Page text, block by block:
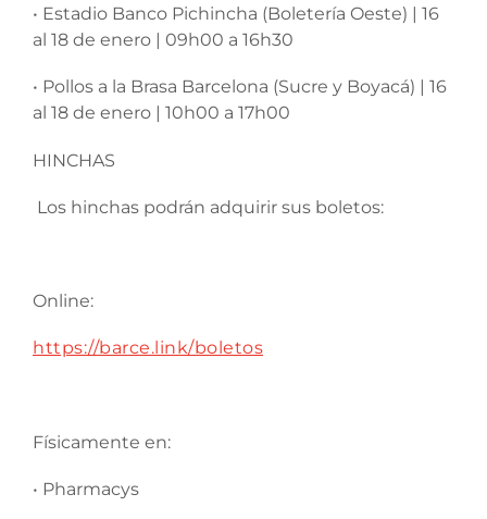
• Estadio Banco Pichincha (Boletería Oeste) | 16
al 18 de enero | 09h00 a 16h30
• Pollos a la Brasa Barcelona (Sucre y Boyacá) | 16
al 18 de enero | 10h00 a 17h00
HINCHAS
Los hinchas podrán adquirir sus boletos:
Online:
https://barce.link/boletos
Físicamente en:
• Pharmacys